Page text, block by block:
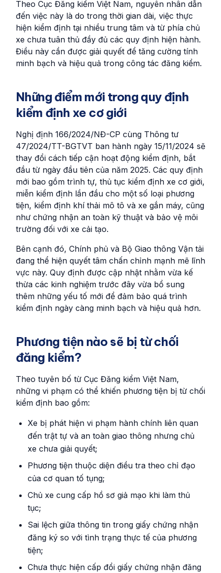
Theo Cục Đăng kiểm Việt Nam, nguyên nhân dẫn
đến việc này là do trong thời gian dài, việc thực
hiện kiểm định tại nhiều trung tâm và từ phía chủ
xe chưa tuân thủ đầy đủ các quy định hiện hành.
Điều này cần được giải quyết để tăng cường tính
minh bạch và hiệu quả trong công tác đăng kiểm.
Những điểm mới trong quy định
kiểm định xe cơ giới
Nghị định 166/2024/NĐ-CP cùng Thông tư
47/2024/TT-BGTVT ban hành ngày 15/11/2024 sẽ
thay đổi cách tiếp cận hoạt động kiểm định, bắt
đầu từ ngày đầu tiên của năm 2025. Các quy định
mới bao gồm trình tự, thủ tục kiểm định xe cơ giới,
miễn kiểm định lần đầu cho một số loại phương
tiện, kiểm định khí thải mô tô và xe gắn máy, cũng
như chứng nhận an toàn kỹ thuật và bảo vệ môi
trường đối với xe cải tạo.
Bên cạnh đó, Chính phủ và Bộ Giao thông Vận tải
đang thể hiện quyết tâm chấn chỉnh mạnh mẽ lĩnh
vực này. Quy định được cập nhật nhằm vừa kế
thừa các kinh nghiệm trước đây vừa bổ sung
thêm những yếu tố mới để đảm bảo quá trình
kiểm định ngày càng minh bạch và hiệu quả hơn.
Phương tiện nào sẽ bị từ chối
đăng kiểm?
Theo tuyên bố từ Cục Đăng kiểm Việt Nam,
những vi phạm có thể khiến phương tiện bị từ chối
kiểm định bao gồm:
Xe bị phát hiện vi phạm hành chính liên quan
đến trật tự và an toàn giao thông nhưng chủ
xe chưa giải quyết;
Phương tiện thuộc diện điều tra theo chỉ đạo
của cơ quan tố tụng;
Chủ xe cung cấp hồ sơ giả mạo khi làm thủ
tục;
Sai lệch giữa thông tin trong giấy chứng nhận
đăng ký so với tình trạng thực tế của phương
tiện;
Chưa thực hiện cấp đổi giấy chứng nhận đăng